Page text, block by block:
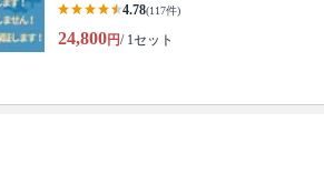
4.78(117件)
24,800円/ 1セット